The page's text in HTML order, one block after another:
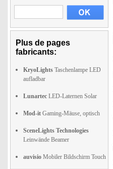
Plus de pages
fabricants:
KryoLights Taschenlampe LED
aufladbar
Lunartec LED-Laternen Solar
Mod-it Gaming-Mäuse, optisch
SceneLights Technologies
Leinwände Beamer
auvisio Mobiler Bildschirm Touch